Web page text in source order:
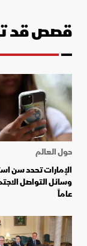
قصص قد
حول العالم
الإمارات تحدد سن
عاماً